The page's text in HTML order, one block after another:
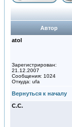
Автор
atol
Зарегистрирован:
21.12.2007
Сообщения: 1024
Откуда: ufa
Вернуться к началу
С.С.